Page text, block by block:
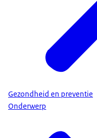
Gezondheid en preventie
Onderwerp